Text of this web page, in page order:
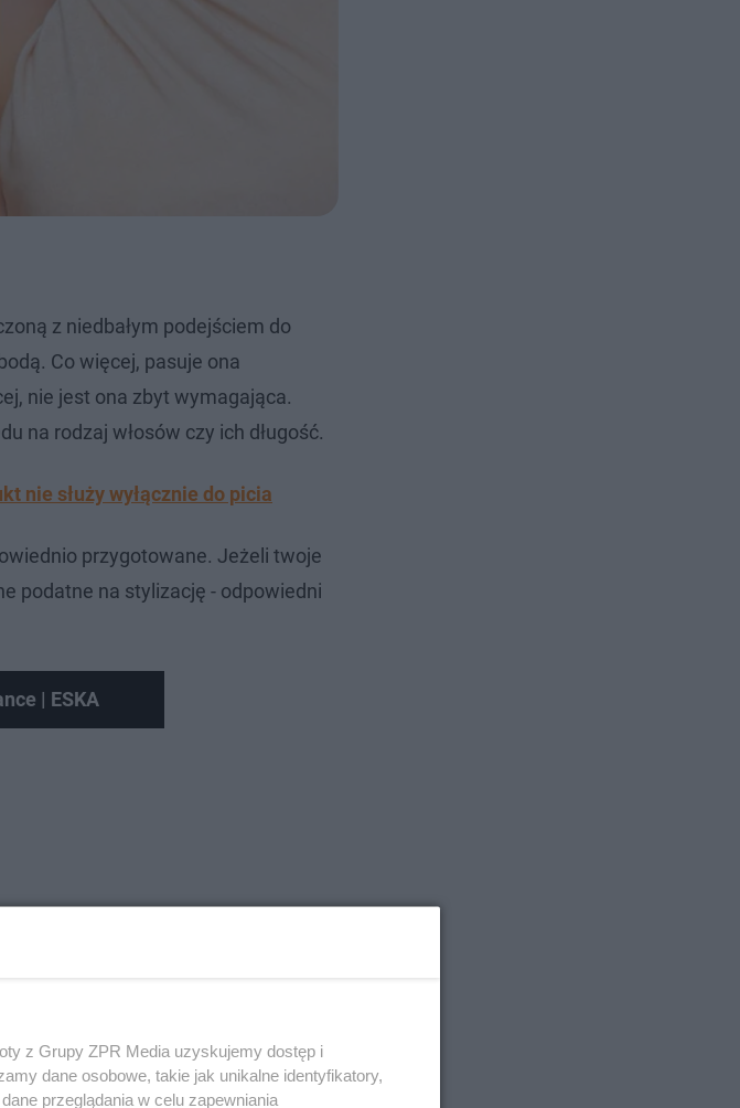
z niedbałym podejściem do
Co więcej, pasuje ona
nie jest ona zbyt wymagająca.
na rodzaj włosów czy ich długość.
nie służy wyłącznie do picia
przygotowane. Jeżeli twoje
podatne na stylizację - odpowiedni
| ESKA
z Grupy ZPR Media uzyskujemy dostęp i
dane osobowe, takie jak unikalne identyfikatory,
przeglądania w celu zapewniania